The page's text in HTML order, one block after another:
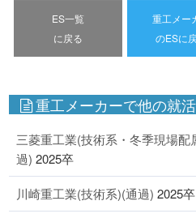
ES一覧
に戻る
重工メー
のESに
重工メーカーで他の就
三菱重工業(技術系・冬季現場配
過) 2025卒
川崎重工業(技術系)(通過) 2025卒